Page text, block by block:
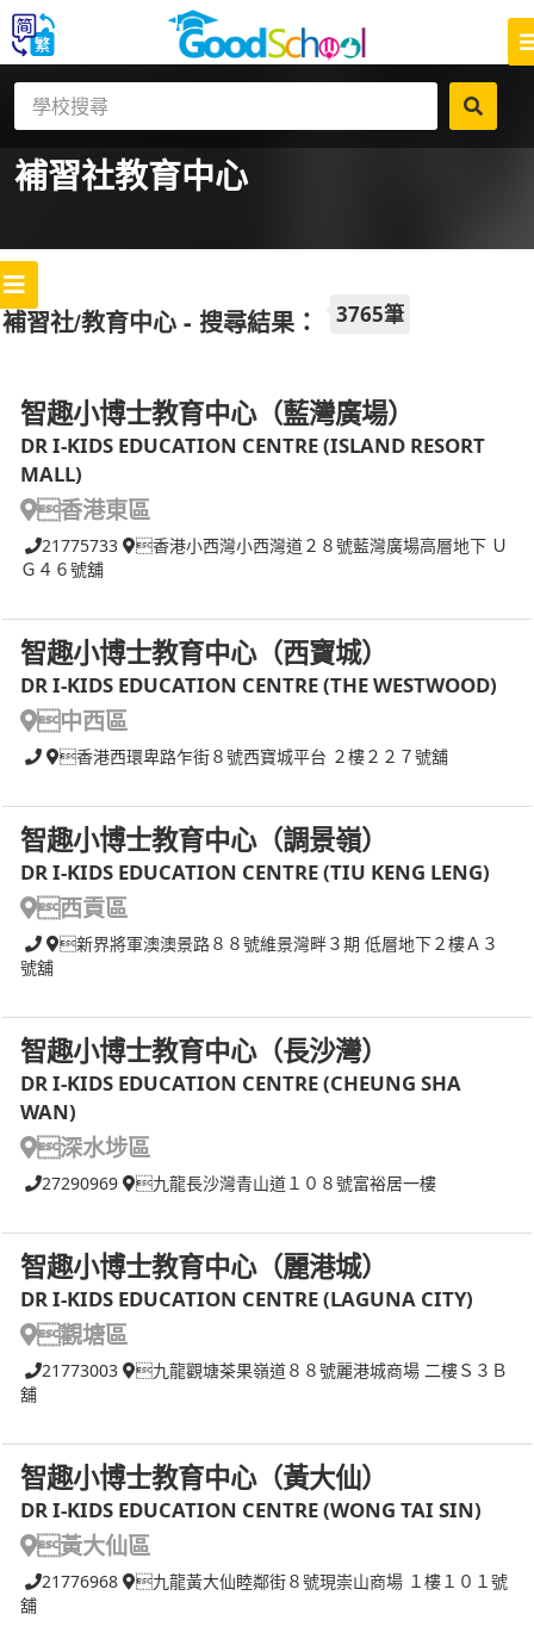
補習社教育中心
補習社/教育中心 - 搜尋結果： 3765筆
智趣小博士教育中心（藍灣廣場）
DR I-KIDS EDUCATION CENTRE (ISLAND RESORT
MALL)
香港東區
21775733
香港小西灣小西灣道２８號藍灣廣場高層地下 Ｕ
Ｇ４６號舖
智趣小博士教育中心（西寶城）
DR I-KIDS EDUCATION CENTRE (THE WESTWOOD)
中西區
香港西環卑路乍街８號西寶城平台 ２樓２２７號舖
智趣小博士教育中心（調景嶺）
DR I-KIDS EDUCATION CENTRE (TIU KENG LENG)
西貢區
新界將軍澳澳景路８８號維景灣畔３期 低層地下２樓Ａ３
號舖
智趣小博士教育中心（長沙灣）
DR I-KIDS EDUCATION CENTRE (CHEUNG SHA
WAN)
深水埗區
27290969 九龍長沙灣青山道１０８號富裕居一樓
智趣小博士教育中心（麗港城）
DR I-KIDS EDUCATION CENTRE (LAGUNA CITY)
觀塘區
21773003
九龍觀塘茶果嶺道８８號麗港城商場 二樓Ｓ３Ｂ
舖
智趣小博士教育中心（黃大仙）
DR I-KIDS EDUCATION CENTRE (WONG TAI SIN)
黃大仙區
21776968
九龍黃大仙睦鄰街８號現崇山商場 １樓１０１號
舖